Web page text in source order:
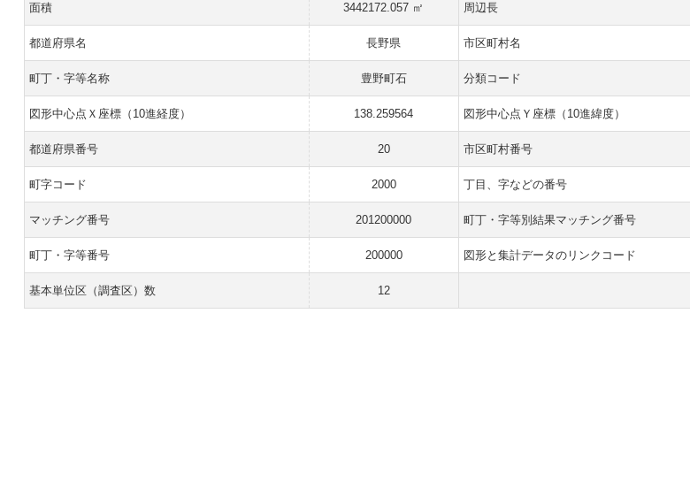
面積 3442172.057 ㎡ 周辺長
都道府県名 長野県 市区町村名
町丁・字等名称 豊野町石 分類コード
図形中心点Ｘ座標（10進経度） 138.259564 図形中心点Ｙ座標（10進緯度）
都道府県番号 20 市区町村番号
町字コード 2000 丁目、字などの番号
マッチング番号 201200000 町丁・字等別結果マッチング番号
町丁・字等番号 200000 図形と集計データのリンクコード
基本単位区（調査区）数 12